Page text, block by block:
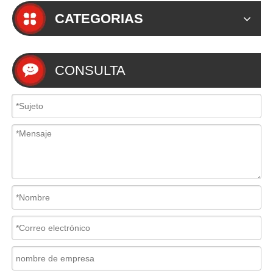
CATEGORIAS
CONSULTA